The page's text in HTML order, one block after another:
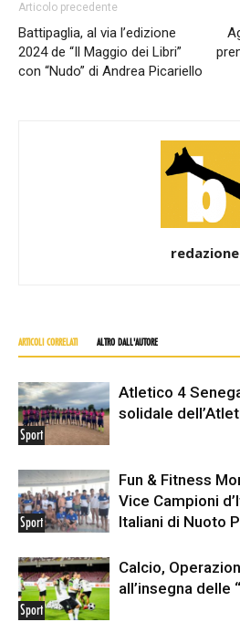
Articolo precedente
Battipaglia, al via l’edizione
2024 de “Il Maggio dei Libri”
con “Nudo” di Andrea Picariello
redazione
ARTICOLI CORRELATI ALTRO DALL'AUTORE
Sport
Atletico 4
solidale
Sport
Fun & Fitness
Vice Campioni
Italiani di Nuoto
Sport
Calcio,
all’insegna delle